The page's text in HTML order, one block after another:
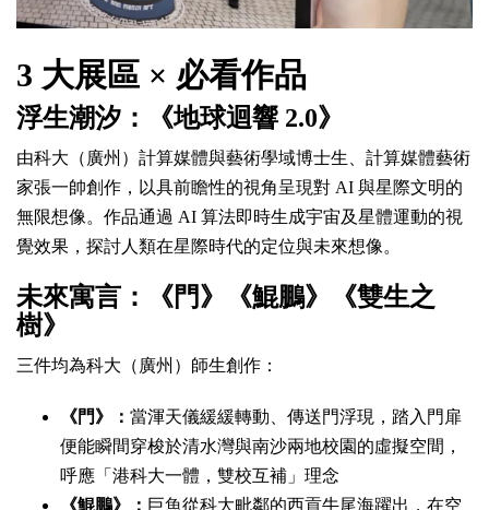
3 大展區 × 必看作品
浮生潮汐：《地球迴響 2.0》
由科大（廣州）計算媒體與藝術學域博士生、計算媒體藝術
家張一帥創作，以具前瞻性的視角呈現對 AI 與星際文明的
無限想像。作品通過 AI 算法即時生成宇宙及星體運動的視
覺效果，探討人類在星際時代的定位與未來想像。
未來寓言：《門》《鯤鵬》《雙生之
樹》
三件均為科大（廣州）師生創作：
《門》： 當渾天儀緩緩轉動、傳送門浮現，踏入門扉
便能瞬間穿梭於清水灣與南沙兩地校園的虛擬空間，
呼應「港科大一體，雙校互補」理念
《鯤鵬》： 巨魚從科大毗鄰的西貢牛尾海躍出，在空